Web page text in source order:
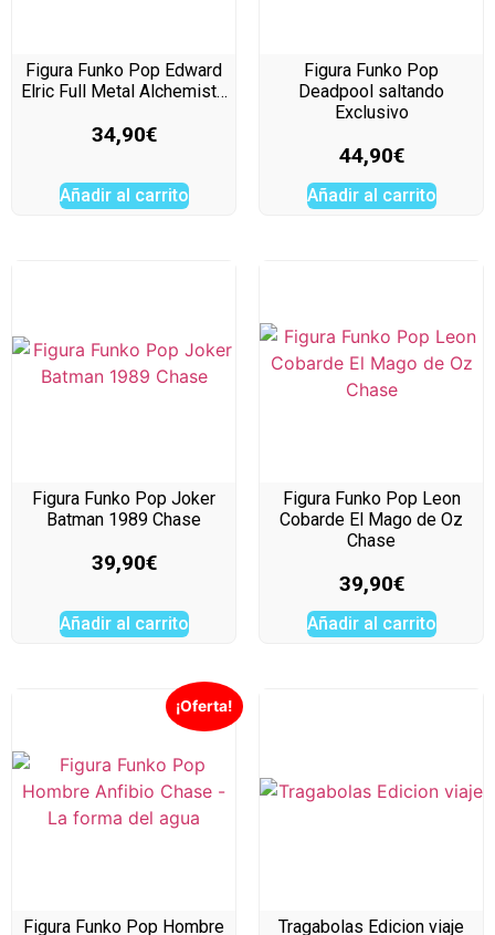
Figura Funko Pop Edward
Elric Full Metal Alchemist…
34,90€
Añadir al carrito
Figura Funko Pop
Deadpool saltando
Exclusivo
44,90€
Añadir al carrito
Figura Funko Pop Joker
Batman 1989 Chase
39,90€
Añadir al carrito
Figura Funko Pop Leon
Cobarde El Mago de Oz
Chase
39,90€
Añadir al carrito
¡Oferta!
Figura Funko Pop Hombre
Tragabolas Edicion viaje